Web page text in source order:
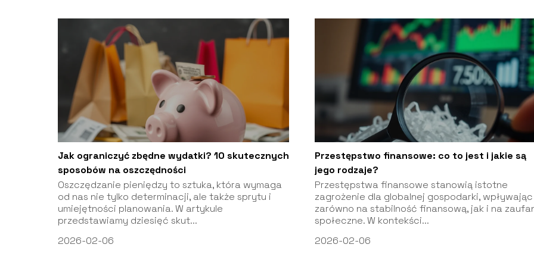
Jak ograniczyć zbędne wydatki? 10 skutecznych
sposobów na oszczędności
Oszczędzanie pieniędzy to sztuka, która wymaga
od nas nie tylko determinacji, ale także sprytu i
umiejętności planowania. W artykule
przedstawiamy dziesięć skut...
2026-02-06
Przestępstwo finansowe: co to jest i jakie są
jego rodzaje?
Przestępstwa finansowe stanowią istotne
zagrożenie dla globalnej gospodarki, wpływając
zarówno na stabilność finansową, jak i na
społeczne. W kontekści...
2026-02-06